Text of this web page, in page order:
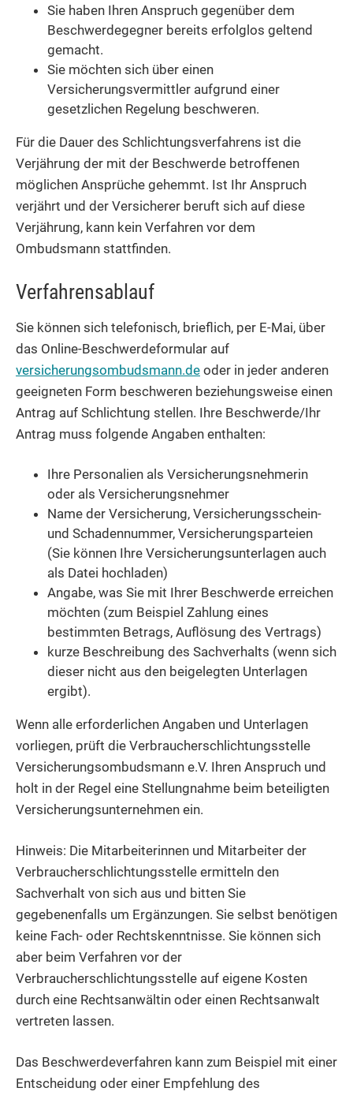
Sie haben Ihren Anspruch gegenüber dem
Beschwerdegegner bereits erfolglos geltend
gemacht.
Sie möchten sich über einen
Versicherungsvermittler aufgrund einer
gesetzlichen Regelung beschweren.
Für die Dauer des Schlichtungsverfahrens ist die
Verjährung der mit der Beschwerde betroffenen
möglichen Ansprüche gehemmt. Ist Ihr Anspruch
verjährt und der Versicherer beruft sich auf diese
Verjährung, kann kein Verfahren vor dem
Ombudsmann stattfinden.
Verfahrensablauf
Sie können sich telefonisch, brieflich, per E-Mai, über
das Online-Beschwerdeformular auf
versicherungsombudsmann.de oder in jeder anderen
geeigneten Form beschweren beziehungsweise einen
Antrag auf Schlichtung stellen. Ihre Beschwerde/Ihr
Antrag muss folgende Angaben enthalten:
Ihre Personalien als Versicherungsnehmerin
oder als Versicherungsnehmer
Name der Versicherung, Versicherungsschein-
und Schadennummer, Versicherungsparteien
(Sie können Ihre Versicherungsunterlagen auch
als Datei hochladen)
Angabe, was Sie mit Ihrer Beschwerde erreichen
möchten (zum Beispiel Zahlung eines
bestimmten Betrags, Auflösung des Vertrags)
kurze Beschreibung des Sachverhalts (wenn sich
dieser nicht aus den beigelegten Unterlagen
ergibt).
Wenn alle erforderlichen Angaben und Unterlagen
vorliegen, prüft die Verbraucherschlichtungsstelle
Versicherungsombudsmann e.V. Ihren Anspruch und
holt in der Regel eine Stellungnahme beim beteiligten
Versicherungsunternehmen ein.
Hinweis: Die Mitarbeiterinnen und Mitarbeiter der
Verbraucherschlichtungsstelle ermitteln den
Sachverhalt von sich aus und bitten Sie
gegebenenfalls um Ergänzungen. Sie selbst benötigen
keine Fach- oder Rechtskenntnisse. Sie können sich
aber beim Verfahren vor der
Verbraucherschlichtungsstelle auf eigene Kosten
durch eine Rechtsanwältin oder einen Rechtsanwalt
vertreten lassen.
Das Beschwerdeverfahren kann zum Beispiel mit einer
Entscheidung oder einer Empfehlung des